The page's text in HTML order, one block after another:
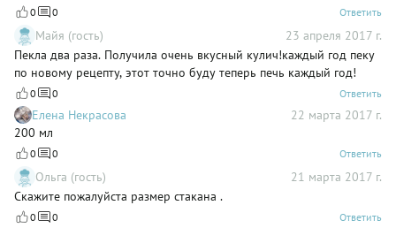
0 0 Ответить
Майя (гость)
23 апреля 2017 г.
Пекла два раза. Получила очень вкусный кулич!каждый год пеку
по новому рецепту, этот точно буду теперь печь каждый год!
0 0 Ответить
Елена Некрасова
22 марта 2017 г.
200 мл
0 0 Ответить
Ольга (гость)
21 марта 2017 г.
Скажите пожалуйста размер стакана .
0 0 Ответить